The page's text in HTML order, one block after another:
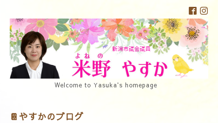
Welcome to Yasuka's homepage
📔やすかのブログ